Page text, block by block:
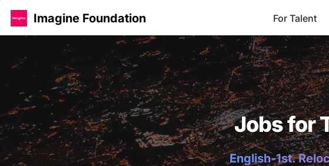
Imagine Foundation For Talent
Jobs for
English-1st.